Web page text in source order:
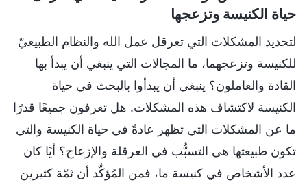
حياة الكنيسة وتزعجها
لتحديد المشكلات التي تعرقل عمل الله والنظام الطبيعيّ
للكنيسة وتزعجهما، ما المجالات التي ينبغي أن يبدأ بها
القادة والعاملون؟ ينبغي أن يبدأوا بالبحث في حياة
الكنيسة لاكتشاف هذه المشكلات. هل تعرفون جميعًا قدرًا
ما عن المشكلات التي تظهر عادةً في حياة الكنيسة والتي
تكون طبيعتها هي التسبُّب في العرقلة والإزعاج؟ أيًا كان
عدد الأشخاص في كنيسة ما، فمن المُؤكَّد أن ثمّة كثيرين